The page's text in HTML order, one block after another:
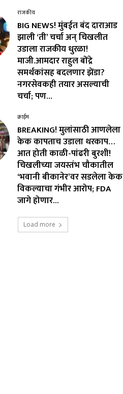
राजकीय
BIG NEWS! मुंबईत बंद दाराआड
झाली ‘ती’ चर्चा अन् चिखलीत
उडाला राजकीय धुरळा!
माजी.आमदार राहुल बोंद्रे
समर्थकांसह बदलणार झेंडा?
नगरसेवकही तयार असल्याची
चर्चा; पण...
क्राईम
BREAKING! मुलांसाठी आणलेला
केक कापताच उडाला थरकाप…
आत होती काळी-पांढरी बुरशी!
चिखलीच्या जयस्तंभ चौकातील
‘भवानी बीकानेर’वर सडलेला केक
विकल्याचा गंभीर आरोप; FDA
जागे होणार...
Load more